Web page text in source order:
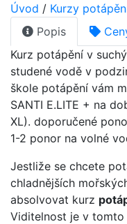
Úvod / Kurzy
Popis
Kurz potápění v
studené vodě v
škole potápění vám
SANTI E.LITE + na
XL). doporučené
1-2 ponor na volné
Jestliže se chcete
chladnějších
absolvovat kurz
Viditelnost je v